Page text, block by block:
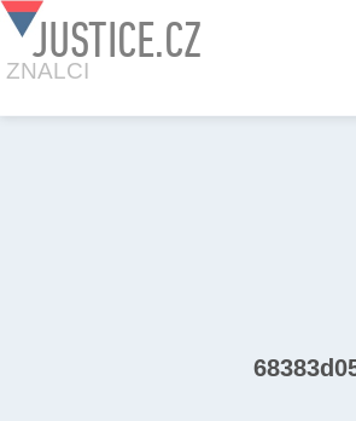
JUSTICE.CZ
ZNALCI